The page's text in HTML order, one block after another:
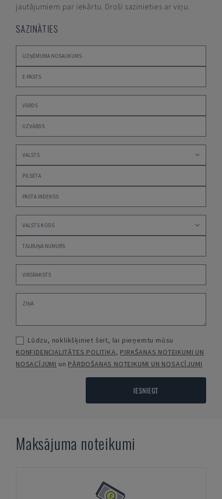
jautājumiem par iekārtu. Droši sazinieties ar viņu.
SAZINĀTIES
Lūdzu, noklikšķiniet šeit, lai pieņemtu mūsu
KONFIDENCIALITĀTES POLITIKA, PIRKŠANAS NOTEIKUMI UN
NOSACĪJUMI un PĀRDOŠANAS NOTEIKUMI UN NOSACĪJUMI
IESNIEGT
Maksājuma noteikumi